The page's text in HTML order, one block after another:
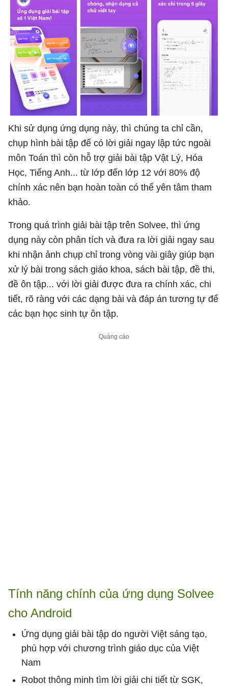
Khi sử dụng ứng dụng này, thì chúng ta chỉ cần,
chụp hình bài tập để có lời giải ngay lập tức ngoài
môn Toán thì còn hỗ trợ giải bài tập Vật Lý, Hóa
Học, Tiếng Anh... từ lớp đến lớp 12 với 80% độ
chính xác nên bạn hoàn toàn có thể yên tâm tham
khảo.
Trong quá trình giải bài tập trên Solvee, thì ứng
dụng này còn phân tích và đưa ra lời giải ngay sau
khi nhận ảnh chụp chỉ trong vòng vài giây giúp bạn
xử lý bài trong sách giáo khoa, sách bài tập, đề thi,
đề ôn tập... với lời giải được đưa ra chính xác, chi
tiết, rõ ràng với các dạng bài và đáp án tương tự để
các bạn học sinh tự ôn tập.
Tính năng chính của ứng dụng Solvee
cho Android
Ứng dụng giải bài tập do người Việt sáng tạo,
phù hợp với chương trình giáo dục của Việt
Nam
Robot thông minh tìm lời giải chi tiết từ SGK,